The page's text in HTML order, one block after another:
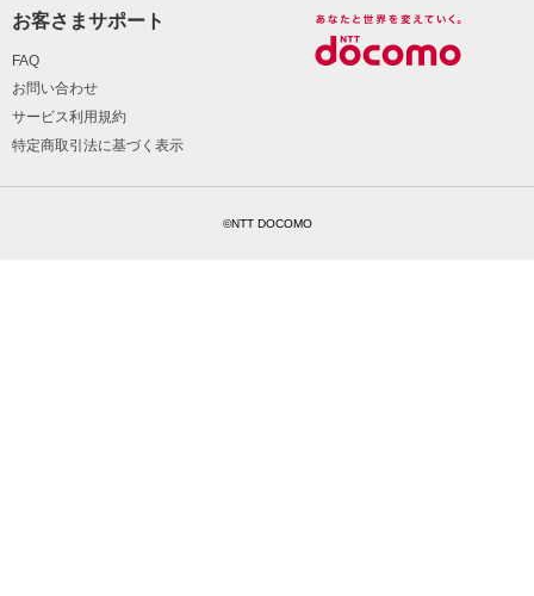
お客さまサポート
FAQ
お問い合わせ
サービス利用規約
特定商取引法に基づく表示
©NTT DOCOMO